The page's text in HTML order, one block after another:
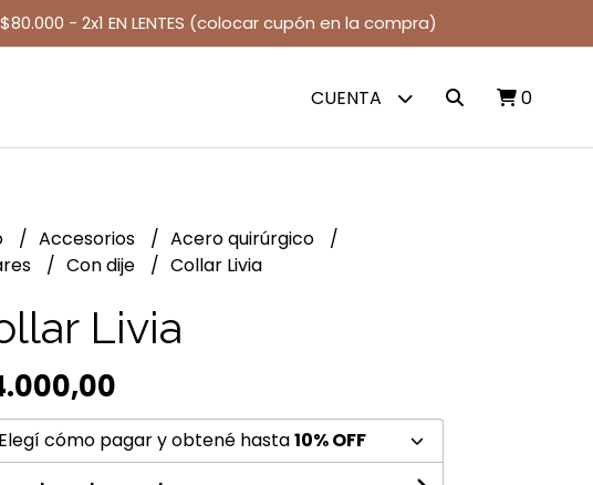
A $80.000 - 2x1 EN LENTES (colocar cupón en la compra)
CUENTA 0
Accesorios
Acero quirúrgico
Con dije Collar Livia
Livia
Elegí cómo pagar y obtené hasta10% OFF